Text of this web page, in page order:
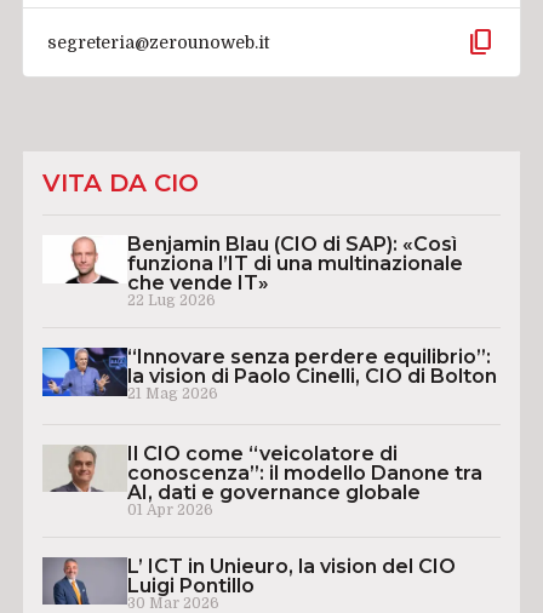
segreteria@zerounoweb.it content_copy
VITA DA CIO
Benjamin Blau (CIO di SAP): «Così
funziona l’IT di una multinazionale
che vende IT»
22 Lug 2026
“Innovare senza perdere equilibrio”:
la vision di Paolo Cinelli, CIO di Bolton
21 Mag 2026
Il CIO come “veicolatore di
conoscenza”: il modello Danone tra
AI, dati e governance globale
01 Apr 2026
L’ ICT in Unieuro, la vision del CIO
Luigi Pontillo
30 Mar 2026